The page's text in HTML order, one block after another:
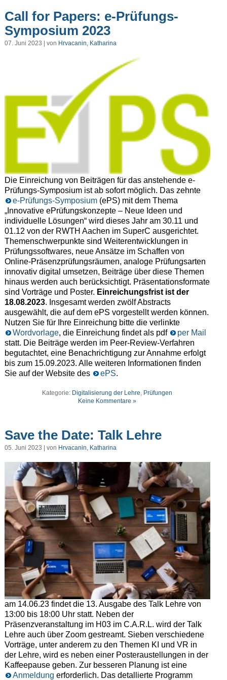
Call for Papers: e-Prüfungs-
Symposium 2023
07. Juni 2023 | von Hrvacanin, Katharina
Die Einreichung von Beiträgen für das anstehende e-
Prüfungs-Symposium ist ab sofort möglich. Das zehnte
e-Prüfungs-Symposium(ePS) mit dem Thema
„Innovative ePrüfungskonzepte – Neue Ideen und
individuelle Lösungen“ wird dieses Jahr am 30.11 und
01.12 von der RWTH Aachen im SuperC ausgerichtet.
Themenschwerpunkte sind Weiterentwicklungen in
Prüfungssoftwares, neue Ansätze im Schaffen von
Online-Präsenzprüfungsräumen, analoge Prüfungsarten
innovativ digital umsetzen, Beiträge über diese Themen
hinaus werden auch berücksichtigt. Präsentationsformate
sind Vorträge und Poster. Einreichungsfrist ist der
18.08.2023. Insgesamt werden zwölf Abstracts
ausgewählt, die auf dem ePS vorgestellt werden können.
Nutzen Sie für Ihre Einreichung bitte die verlinkte
Wordvorlage, die Einreichung findet als pdf
per Mail
statt. Die Beiträge werden im Peer-Review-Verfahren
begutachtet, eine Benachrichtigung zur Annahme erfolgt
bis zum 15.09.2023. Alle weiteren Informationen finden
Sie auf der Website des
ePS.
Kategorie: Digitalisierung der Lehre Prüfungen
Keine Kommentare »
Save the Date: Talk Lehre
05. Juni 2023 | von Hrvacanin, Katharina
am 14.06.23 findet die 13. Ausgabe des Talk Lehre von
13:00 bis 18:00 Uhr statt. Neben der
Präsenzveranstaltung im H03 im C.A.R.L. wird der Talk
Lehre auch über Zoom gestreamt. Sieben verschiedene
Vorträge, unter anderem zu den Themen KI und VR in
der Lehre, wird es neben einer Posteraustellungen in der
Kaffeepause geben. Zur besseren Planung ist eine
Anmeldung erforderlich. Das detallierte Programm